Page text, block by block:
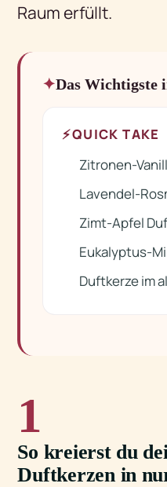
Raum erfüllt.
Das Wichtigste
⚡QUICK TAKE
Zitronen-
Lavendel-
Zimt-Apfel
Eukalyptus-
Duftkerze im
1
So kreierst du
Duftkerzen in